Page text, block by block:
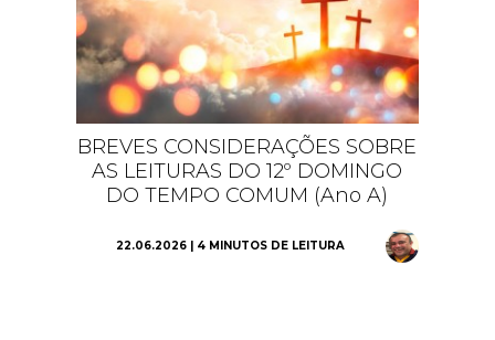
BREVES CONSIDERAÇÕES SOBRE
AS LEITURAS DO 12º DOMINGO
DO TEMPO COMUM (Ano A)
22.06.2026 | 4 MINUTOS DE LEITURA